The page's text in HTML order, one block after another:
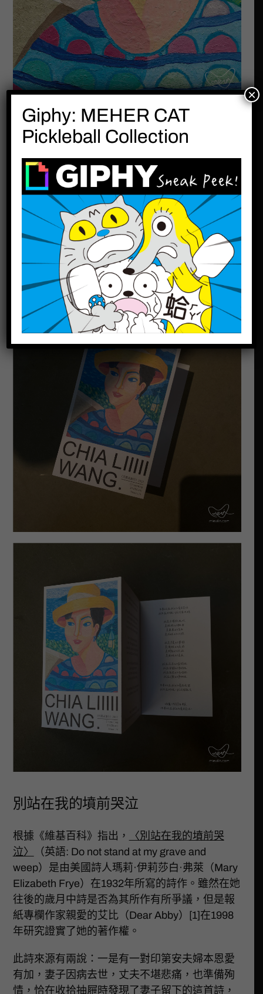
用一首詩懷念摯親
令我覺得很巧的事是，在我創作此作品之前，我
無意間在網路上看見一首詩〈別站在我的墳前哭
泣〉。 而當我創作完之後，深深覺得這首詩它正
符合我作品的意念，而它也適合安慰與懷念過世
的親友們!
我相信畫中的王嘉酈小姐，她只是像以往那樣去
遠方旅行；而不同的是，她如同詩詞，以另一種
方式，陪伴在Lily心中。
別站在我的墳前哭泣
根據《維基百科》指出，
〈別站在我的墳前哭
泣〉
（英語: Do not stand at my grave and
weep）是由美國詩人瑪莉·伊莉莎白·弗萊（Mary
Elizabeth Frye）在1932年所寫的詩作。雖然在她
往後的歲月中詩是否為其所作有所爭議，但是報
紙專欄作家親愛的艾比（Dear Abby）[1]在1998
年研究證實了她的著作權。
此詩來源有兩說：一是有一對印第安夫婦本恩愛
有加，妻子因病去世，丈夫不堪悲痛，也準備殉
情，恰在收拾抽屜時發現了妻子留下的這首詩，
Giphy: MEHER CAT
Pickleball Collection
×